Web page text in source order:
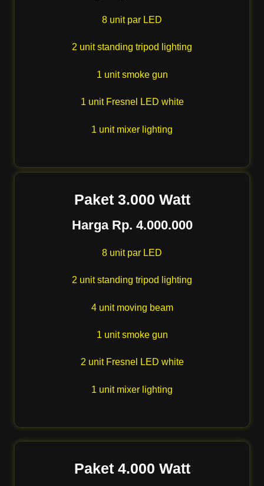
8 unit par LED
2 unit standing tripod lighting
1 unit smoke gun
1 unit Fresnel LED white
1 unit mixer lighting
Paket 3.000 Watt
Harga Rp. 4.000.000
8 unit par LED
2 unit standing tripod lighting
4 unit moving beam
1 unit smoke gun
2 unit Fresnel LED white
1 unit mixer lighting
Paket 4.000 Watt